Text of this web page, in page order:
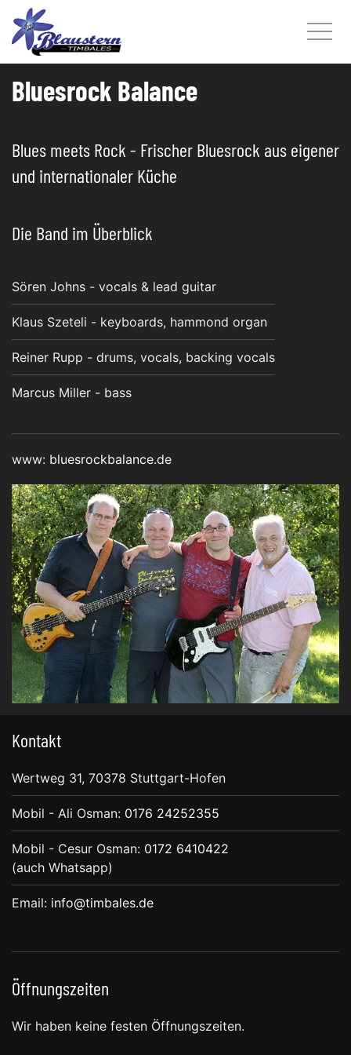
Bluesrock Balance
Blues meets Rock - Frischer Bluesrock aus eigener
und internationaler Küche
Die Band im Überblick
Sören Johns - vocals & lead guitar
Klaus Szeteli - keyboards, hammond organ
Reiner Rupp - drums, vocals, backing vocals
Marcus Miller - bass
www: bluesrockbalance.de
Kontakt
Wertweg 31, 70378 Stuttgart-Hofen
Mobil - Ali Osman: 0176 24252355
Mobil - Cesur Osman: 0172 6410422
(auch Whatsapp)
Email: info@timbales.de
Öffnungszeiten
Wir haben keine festen Öffnungszeiten.